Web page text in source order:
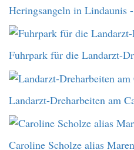
Heringsangeln in Lindaunis
Fuhrpark für die Landarzt-
Landarzt-Dreharbeiten am
Caroline Scholze alias